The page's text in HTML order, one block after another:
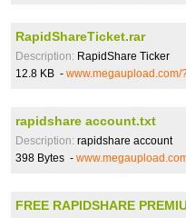
RapidShareTicket.rar
Description: RapidShare Ticker
12.8 KB - www.megaupload.com/
rapidshare account.txt
Description: rapidshare account
398 Bytes -
FREE RAPIDSHARE